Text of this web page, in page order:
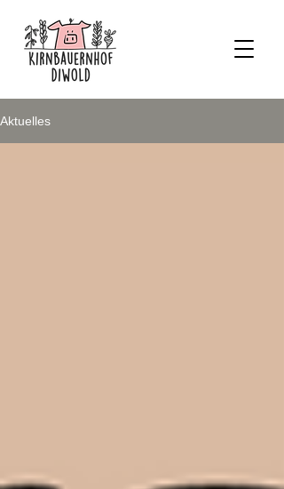
Aktuelles